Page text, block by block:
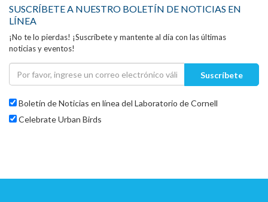
SUSCRÍBETE A NUESTRO BOLETÍN DE NOTICIAS EN
LÍNEA
¡No te lo pierdas! ¡Suscríbete y mantente al día con las últimas
noticias y eventos!
Suscríbete
Boletín de Noticias en línea del Laboratorio de Cornell
Celebrate Urban Birds